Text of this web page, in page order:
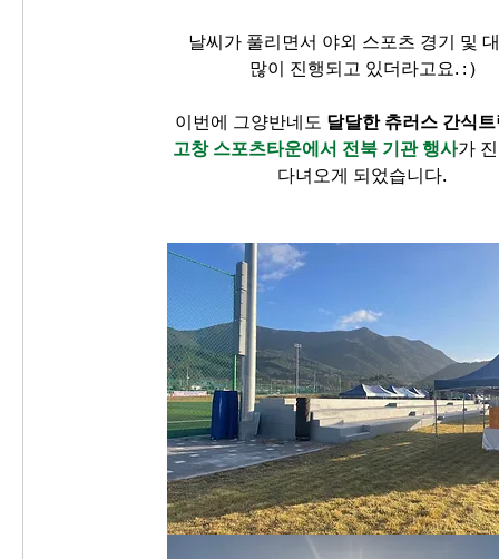
날씨가 풀리면서 야외 스포츠 경기 및
많이 진행되고 있더라고요. : )
이번에 그양반네도 달달한 츄러스 간식
고창 스포츠타운에서 전북 기관 행사가
다녀오게 되었습니다.